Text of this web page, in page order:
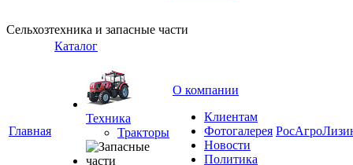
Сельхозтехника и запасные части
Главная
Каталог
Техника
Тракторы
О компании
Клиентам
Фотогалерея
Новости
Политика